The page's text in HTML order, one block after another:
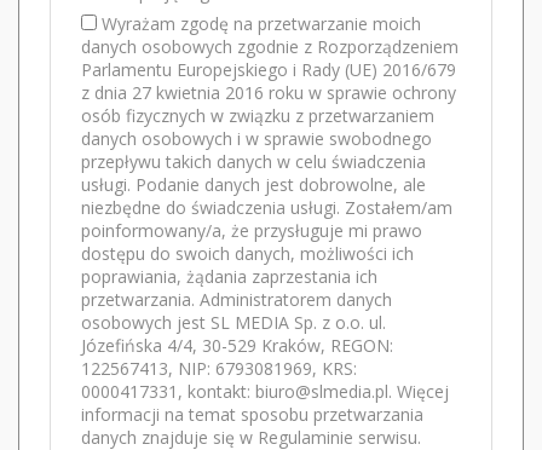
Wyrażam zgodę na przetwarzanie moich
danych osobowych zgodnie z Rozporządzeniem
Parlamentu Europejskiego i Rady (UE) 2016/679
z dnia 27 kwietnia 2016 roku w sprawie ochrony
osób fizycznych w związku z przetwarzaniem
danych osobowych i w sprawie swobodnego
przepływu takich danych w celu świadczenia
usługi. Podanie danych jest dobrowolne, ale
niezbędne do świadczenia usługi. Zostałem/am
poinformowany/a, że przysługuje mi prawo
dostępu do swoich danych, możliwości ich
poprawiania, żądania zaprzestania ich
przetwarzania. Administratorem danych
osobowych jest SL MEDIA Sp. z o.o. ul.
Józefińska 4/4, 30-529 Kraków, REGON:
122567413, NIP: 6793081969, KRS:
0000417331, kontakt: biuro@slmedia.pl. Więcej
informacji na temat sposobu przetwarzania
danych znajduje się w Regulaminie serwisu.